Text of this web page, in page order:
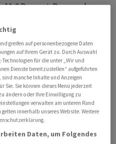
Prozent. Das war das
niedrigen
gegen schnelle
oben: Im Mai 2024 wurden
beantragt als ein
damit durchgängig
greifen auf personenbezogene Daten
auf Ihrem Gerät zu. Durch Auswahl
für die unter „Wir und
Dienste bereitzustellen“ aufgeführten
manche Inhalte und Anzeigen
Sie. Sie können dieses Menü jederzeit
ändern oder Ihre Einwilligung zu
verwalten am unteren Rand
innerhalb unseres Website. Weitere
Daten, um Folgendes